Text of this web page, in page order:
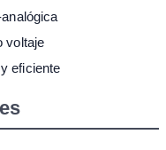
voltaje
eficiente